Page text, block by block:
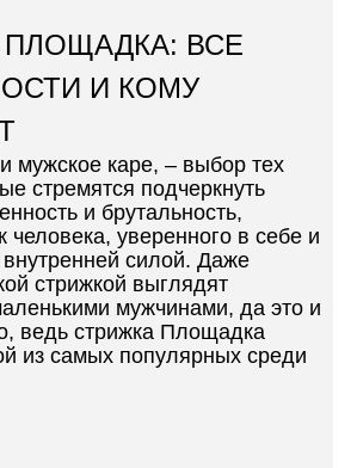
ВСЕ
И КОМУ
мужское каре, – выбор тех
стремятся подчеркнуть
и брутальность,
человека, уверенного в себе и
силой. Даже
стрижкой выглядят
мужчинами, да это и
ведь стрижка Площадка
из самых популярных среди